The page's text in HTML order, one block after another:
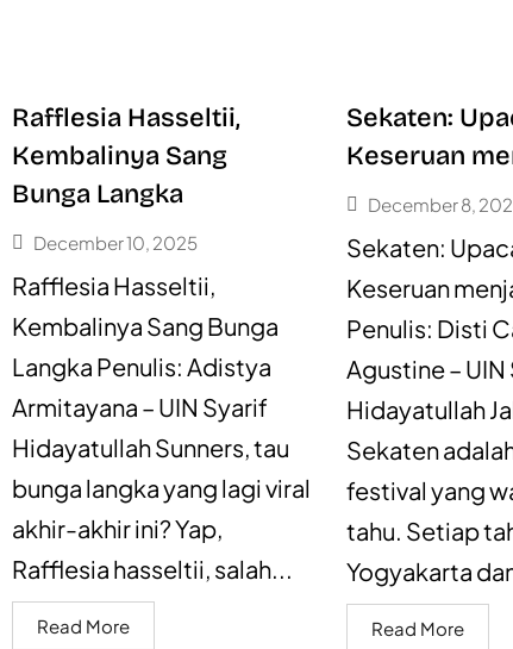
Rafflesia Hasseltii,
Kembalinya Sang
Bunga Langka
December 10, 2025
Rafflesia Hasseltii,
Kembalinya Sang Bunga
Langka Penulis: Adistya
Armitayana – UIN Syarif
Hidayatullah Sunners, tau
bunga langka yang lagi viral
akhir-akhir ini? Yap,
Rafflesia hasseltii, salah...
Read More
Sekaten:
Keseruan
December 8,
Sekaten:
Keseruan
Penulis: Disti
Agustine –
Hidayatullah
Sekaten
festival yang
tahu. Setiap
Yogyakarta
Read More